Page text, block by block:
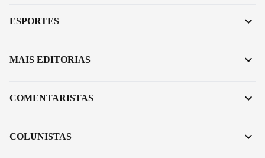
ESPORTES
MAIS EDITORIAS
COMENTARISTAS
COLUNISTAS